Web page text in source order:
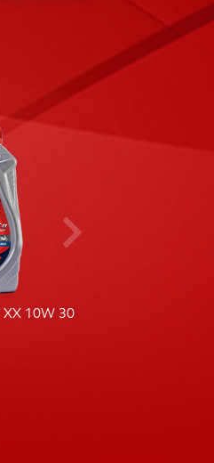
XX 10W 30